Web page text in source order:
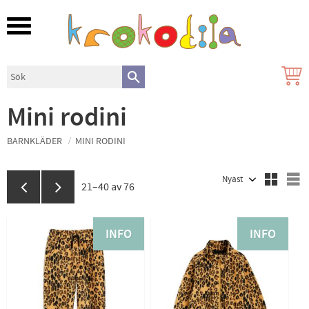
Meny
Mini rodini
BARNKLÄDER MINI RODINI
21–40 av76
INFO INFO